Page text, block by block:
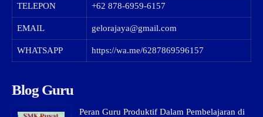
TELEPON +62 878-6959-6157
EMAIL gelorajaya@gmail.com
WHATSAPP https://wa.me/6287869596157
Blog Guru
Peran Guru Produktif Dalam Pembelajaran di